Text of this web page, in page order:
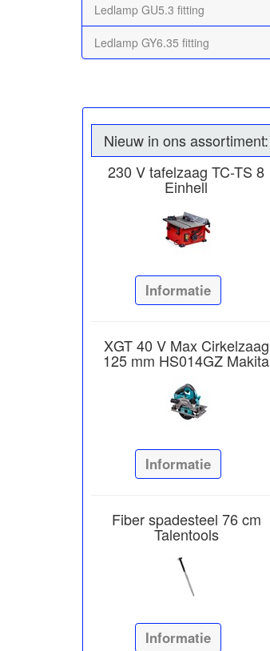
Ledlamp GU5.3 fitting
Ledlamp GY6.35 fitting
Nieuw in ons assortiment:
230 V tafelzaag TC-TS 8
Einhell
Informatie
XGT 40 V Max Cirkelzaag
125 mm HS014GZ Makita
Informatie
Fiber spadesteel 76 cm
Talentools
Informatie